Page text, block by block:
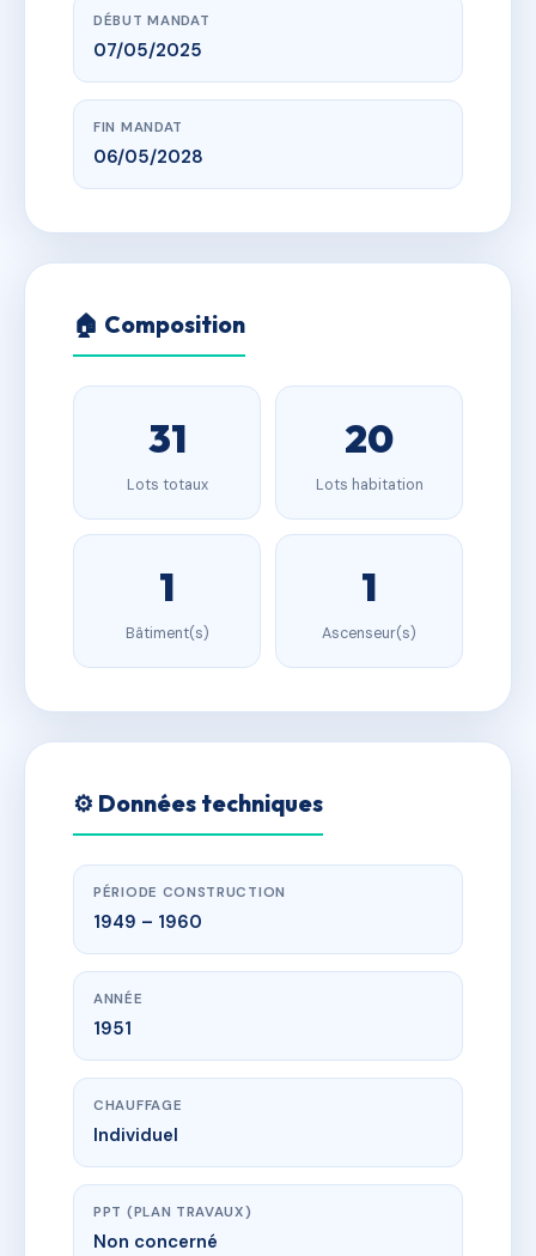
DÉBUT MANDAT
07/05/2025
FIN MANDAT
06/05/2028
🏠 Composition
31
Lots totaux
20
Lots habitation
1
Bâtiment(s)
1
Ascenseur(s)
⚙️ Données techniques
PÉRIODE CONSTRUCTION
1949 – 1960
ANNÉE
1951
CHAUFFAGE
Individuel
PPT (PLAN TRAVAUX)
Non concerné